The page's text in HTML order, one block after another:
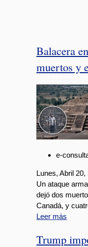
Balacera
muertos y
e-
Lunes, Abril
Un ataque
dejó dos
Canadá, y
Leer más
Trump